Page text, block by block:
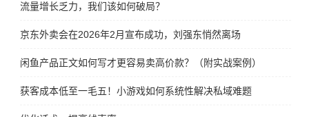
流量增长乏力，我们该如何破局？
京东外卖会在2026年2月宣布成功，刘强东悄然离场
闲鱼产品正文如何写才更容易卖高价款？（附实战案例）
获客成本低至一毛五！小游戏如何系统性解决私域难题